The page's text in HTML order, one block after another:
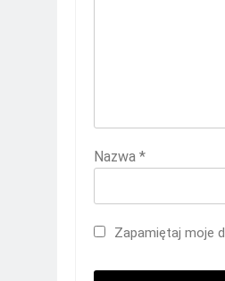
Nazwa *
Zapamiętaj moje